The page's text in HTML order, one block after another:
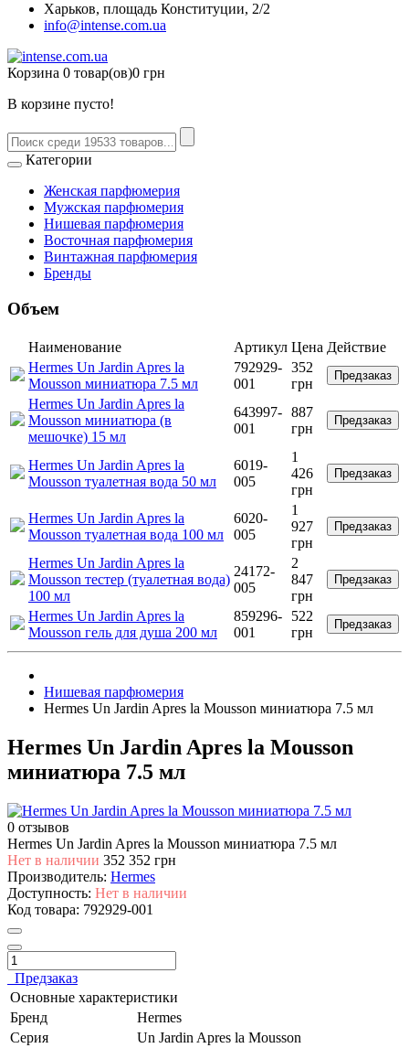
Харьков, площадь Конституции, 2/2
info@intense.com.ua
Корзина 0 товар(ов)0 грн
В корзине пусто!
Категории
Женская парфюмерия
Мужская парфюмерия
Нишевая парфюмерия
Восточная парфюмерия
Винтажная парфюмерия
Бренды
Объем
Наименование Артикул Цена Действие
Hermes Un Jardin Apres la
Mousson миниатюра 7.5 мл
792929-
001
352
грн
Предзаказ
Hermes Un Jardin Apres la
Mousson миниатюра (в
мешочке) 15 мл
643997-
001
887
грн
Предзаказ
Hermes Un Jardin Apres la
Mousson туалетная вода 50 мл
6019-
005
1
426
грн
Предзаказ
Hermes Un Jardin Apres la
Mousson туалетная вода 100 мл
6020-
005
1
927
грн
Предзаказ
Hermes Un Jardin Apres la
Mousson тестер (туалетная вода)
100 мл
24172-
005
2
847
грн
Предзаказ
Hermes Un Jardin Apres la
Mousson гель для душа 200 мл
859296-
001
522
грн
Предзаказ
Нишевая парфюмерия
Hermes Un Jardin Apres la Mousson миниатюра 7.5 мл
Hermes Un Jardin Apres la Mousson
миниатюра 7.5 мл
0 отзывов
Hermes Un Jardin Apres la Mousson миниатюра 7.5 мл
Нет в наличии 352 352 грн
Производитель: Hermes
Доступность: Нет в наличии
Код товара: 792929-001
Предзаказ
Основные характеристики
Бренд
Hermes
Серия
Un Jardin Apres la Mousson